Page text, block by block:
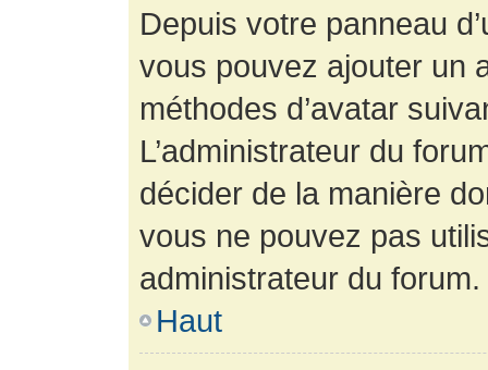
Depuis votre panneau
vous pouvez ajouter un
méthodes d’avatar
L’administrateur du
décider de la manière
vous ne pouvez pas
administrateur du forum.
Haut